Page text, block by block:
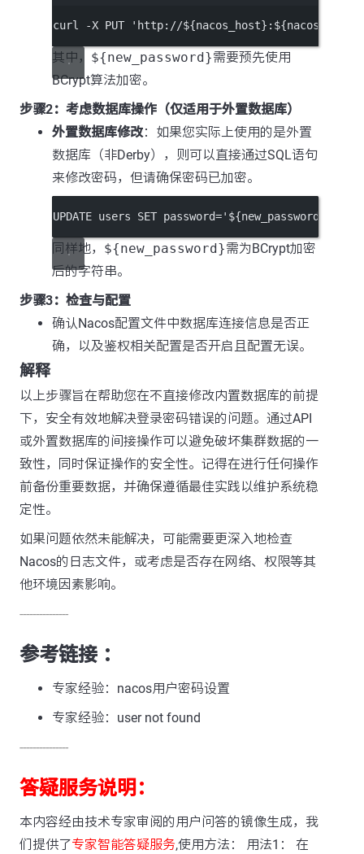
curl -X PUT 'http://${nacos_host}:${nacos_port}/
其中， ${new_password}需要预先使用
BCrypt算法加密。
步骤2：考虑数据库操作（仅适用于外置数据库）
外置数据库修改：如果您实际上使用的是外置
数据库（非Derby），则可以直接通过SQL语句
来修改密码，但请确保密码已加密。
UPDATE users SET password='${new_password}'
同样地， ${new_password}需为BCrypt加密
后的字符串。
步骤3：检查与配置
确认Nacos配置文件中数据库连接信息是否正
确，以及鉴权相关配置是否开启且配置无误。
解释
以上步骤旨在帮助您在不直接修改内置数据库的前提
下，安全有效地解决登录密码错误的问题。通过API
或外置数据库的间接操作可以避免破坏集群数据的一
致性，同时保证操作的安全性。记得在进行任何操作
前备份重要数据，并确保遵循最佳实践以维护系统稳
定性。
如果问题依然未能解决，可能需要更深入地检查
Nacos的日志文件，或考虑是否存在网络、权限等其
他环境因素影响。
---------------
参考链接 ：
专家经验：nacos用户密码设置
专家经验：user not found
---------------
答疑服务说明：
本内容经由技术专家审阅的用户问答的镜像生成，我
们提供了专家智能答疑服务,使用方法： 用法1： 在